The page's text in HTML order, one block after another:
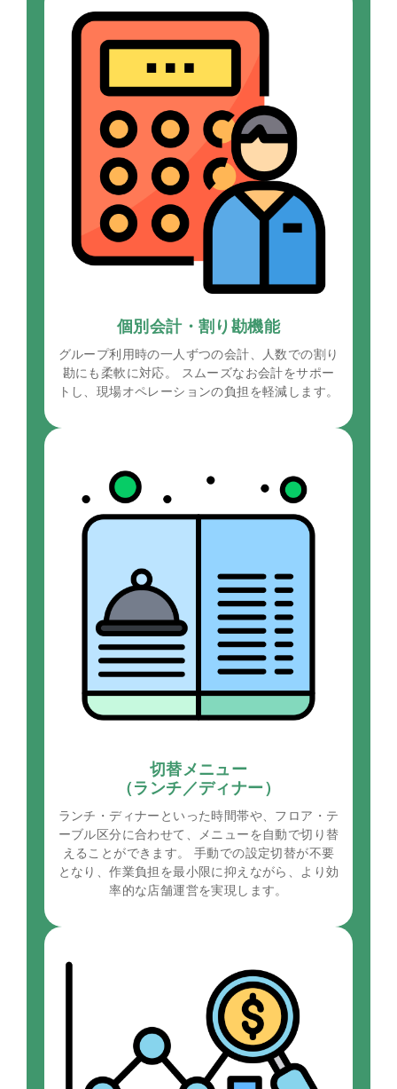
個別会計・割り勘機能
グループ利用時の一人ずつの会計、人数での割り
勘にも柔軟に対応。 スムーズなお会計をサポー
トし、現場オペレーションの負担を軽減します。
切替メニュー
（ランチ／ディナー）
ランチ・ディナーといった時間帯や、フロア・テ
ーブル区分に合わせて、メニューを自動で切り替
えることができます。 手動での設定切替が不要
となり、作業負担を最小限に抑えながら、より効
率的な店舗運営を実現します。